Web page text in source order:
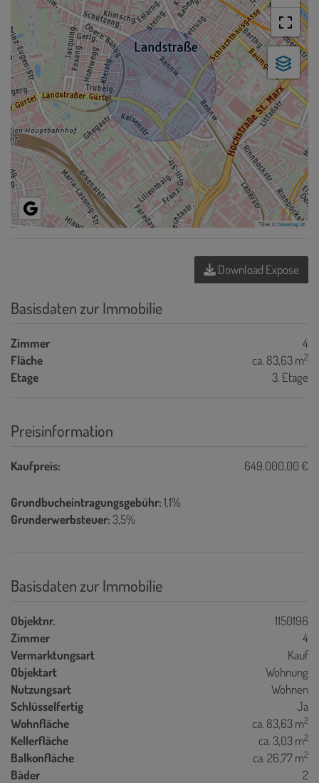
Tiles ©basemap.at
Download Expose
Basisdaten zur Immobilie
Zimmer
4
Fläche
ca. 83,63 m2
Etage 3. Etage
Preisinformation
Kaufpreis: 649.000,00 €
Grundbucheintragungsgebühr:1,1%
Grunderwerbsteuer:3,5%
Basisdaten zur Immobilie
Objektnr.
1150196
Zimmer
4
Vermarktungsart
Kauf
Objektart
Wohnung
Nutzungsart
Wohnen
Schlüsselfertig
Ja
Wohnfläche
ca. 83,63 m2
Kellerfläche ca. 3,03 m2
Balkonfläche ca. 26,77 m2
Bäder
2